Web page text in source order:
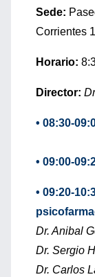
Sede:
Corrientes
Horario:
Director:
• 08:30-
• 09:00-
• 09:20-
Dr. Anibal
Dr. Sergio
Dr. Carlos